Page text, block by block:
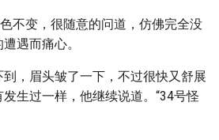
不变，很随意的问道，仿佛完全没
遇而痛心。
，眉头皱了一下，不过很快又舒展
生过一样，他继续说道。“34号怪